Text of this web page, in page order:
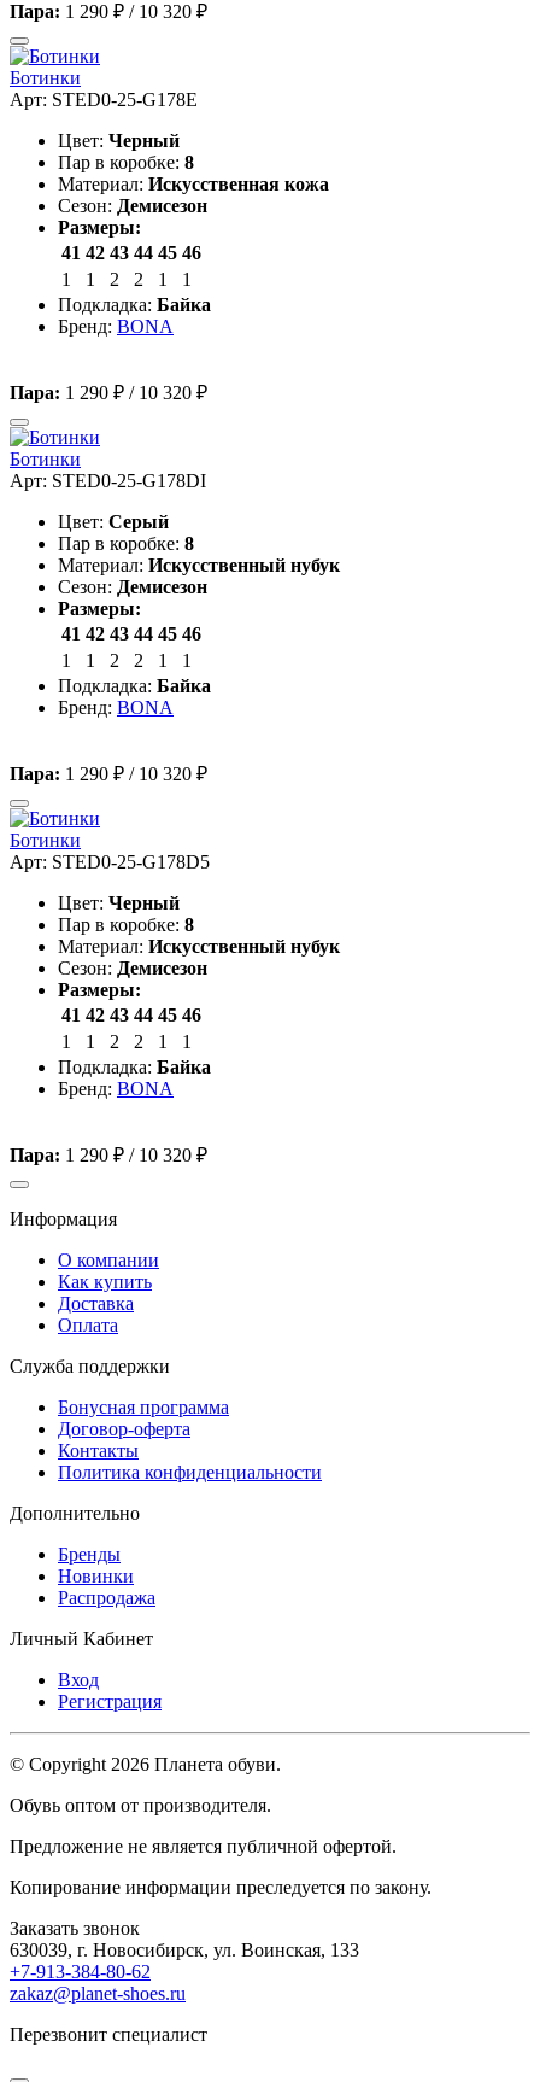
Пара: 1 290 ₽ / 10 320 ₽
Ботинки
Арт: STED0-25-G178E
Цвет: Черный
Пар в коробке: 8
Материал: Искусственная кожа
Сезон: Демисезон
Размеры:
41 42 43 44 45 46
1
1 2 2 1
1
Подкладка: Байка
Бренд: BONA
Пара: 1 290 ₽ / 10 320 ₽
Ботинки
Арт: STED0-25-G178DI
Цвет: Серый
Пар в коробке: 8
Материал: Искусственный нубук
Сезон: Демисезон
Размеры:
41 42 43 44 45 46
1
1 2 2 1
1
Подкладка: Байка
Бренд: BONA
Пара: 1 290 ₽ / 10 320 ₽
Ботинки
Арт: STED0-25-G178D5
Цвет: Черный
Пар в коробке: 8
Материал: Искусственный нубук
Сезон: Демисезон
Размеры:
41 42 43 44 45 46
1
1 2 2 1
1
Подкладка: Байка
Бренд: BONA
Пара: 1 290 ₽ / 10 320 ₽
Информация
О компании
Как купить
Доставка
Оплата
Служба поддержки
Бонусная программа
Договор-оферта
Контакты
Политика конфиденциальности
Дополнительно
Бренды
Новинки
Распродажа
Личный Кабинет
Вход
Регистрация
© Copyright 2026 Планета обуви.
Обувь оптом от производителя.
Предложение не является публичной офертой.
Копирование информации преследуется по закону.
Заказать звонок
630039, г. Новосибирск, ул. Воинская, 133
+7-913-384-80-62
zakaz@planet-shoes.ru
Перезвонит специалист